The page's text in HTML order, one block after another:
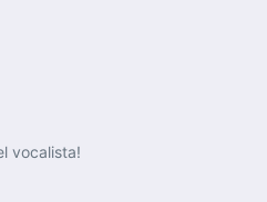
vocalista!